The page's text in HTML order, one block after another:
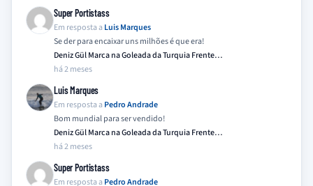
Super Portistass
Em resposta a Luis Marques
Se der para encaixar uns milhões é que era!
Deniz Gül Marca na Goleada da Turquia Frente…
há 2 meses
Luis Marques
Em resposta a Pedro Andrade
Bom mundial para ser vendido!
Deniz Gül Marca na Goleada da Turquia Frente…
há 2 meses
Super Portistass
Em resposta a Pedro Andrade